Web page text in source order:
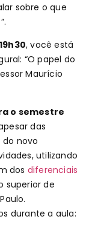
sobre o que
, você está
“O papel do
Maurício
o semestre
das
novo
utilizando
dos diferenciais
superior de
durante a aula: